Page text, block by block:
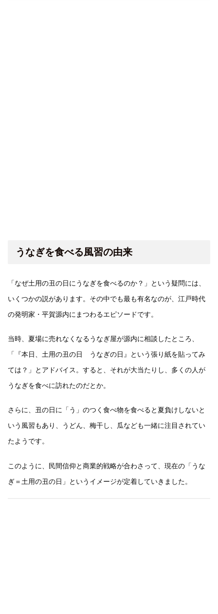
うなぎを食べる風習の由来
「なぜ土用の丑の日にうなぎを食べるのか？」という疑問には、
いくつかの説があります。その中でも最も有名なのが、江戸時代
の発明家・平賀源内にまつわるエピソードです。
当時、夏場に売れなくなるうなぎ屋が源内に相談したところ、
「『本日、土用の丑の日 うなぎの日』という張り紙を貼ってみ
ては？」とアドバイス。すると、それが大当たりし、多くの人が
うなぎを食べに訪れたのだとか。
さらに、丑の日に「う」のつく食べ物を食べると夏負けしないと
いう風習もあり、うどん、梅干し、瓜なども一緒に注目されてい
たようです。
このように、民間信仰と商業的戦略が合わさって、現在の「うな
ぎ＝土用の丑の日」というイメージが定着していきました。